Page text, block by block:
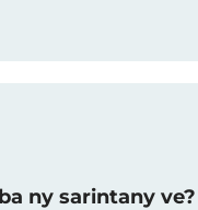
ny sarintany ve?